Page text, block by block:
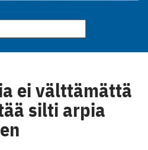
ei välttämättä
silti arpia